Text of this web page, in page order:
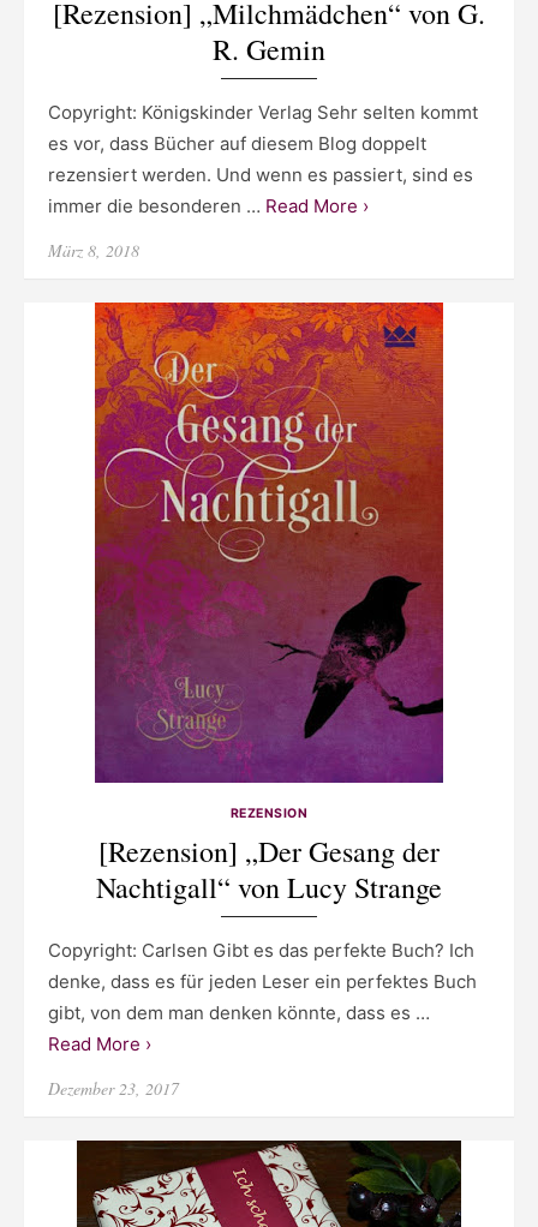
[Rezension] „Milchmädchen“ von G.
R. Gemin
Copyright: Königskinder Verlag Sehr selten kommt
es vor, dass Bücher auf diesem Blog doppelt
rezensiert werden. Und wenn es passiert, sind es
immer die besonderen … Read More ›
Posted
März 8, 2018
REZENSION
[Rezension] „Der Gesang der
Nachtigall“ von Lucy Strange
Copyright: Carlsen Gibt es das perfekte Buch? Ich
denke, dass es für jeden Leser ein perfektes Buch
gibt, von dem man denken könnte, dass es …
Read More ›
Posted
Dezember 23, 2017